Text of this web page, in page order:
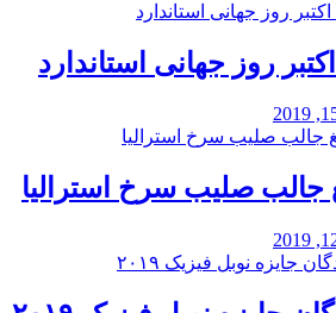
جالب صلیب سرخ استرالیا